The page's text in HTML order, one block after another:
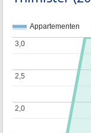
Appartementen
2,0
2,0
2,5
2,5
3,0
3,0